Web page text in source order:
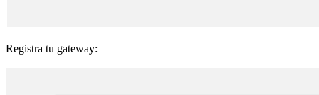
Registra tu gateway: